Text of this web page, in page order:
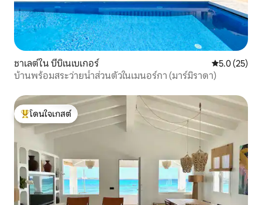
ชาเลต์ใน บีบิเนเบเกอร์ คะแนนเฉลี่ย
5.0 (25)
บ้านพร้อมสระว่ายน้ำส่วนตัวในเมนอร์กา (มาร์มิราดา)
โดนใจเกสต์ที่สุด
โดนใจเกสต์